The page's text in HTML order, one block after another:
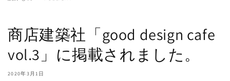
商店建築社「good design cafe
vol.3」に掲載されました。
2020年3月1日